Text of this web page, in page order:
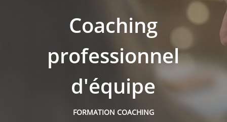
Coaching
professionnel
d'équipe
FORMATION COACHING